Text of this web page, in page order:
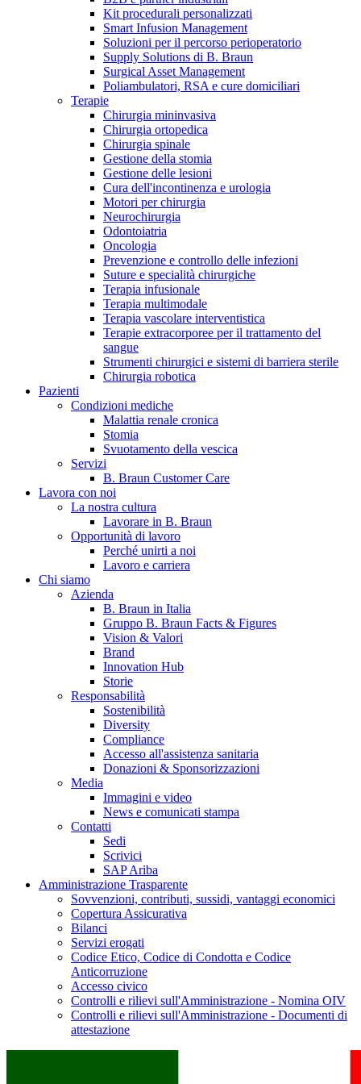
Catalogo prodotti
Trova il prodotto che stai cercando. Visita il catalogo B.
Braun con il nostro portfolio completo.
Hai domande o richieste? Scrivici per entrare subito in
contatto con un nostro referente.
B. Braun in Italia
Scopri chi siamo ed entra nel mondo di B. Braun in Italia: 4
sedi, 4 aziende, più di 700 dipendenti e un Centro di
Eccellenza a livello globale.
Kit procedurali personalizzati
Smart Infusion Management
Soluzioni per il percorso perioperatorio
Supply Solutions di B. Braun
Surgical Asset Management
Poliambulatori, RSA e cure domiciliari
Terapie
Chirurgia mininvasiva
Chirurgia ortopedica
Chirurgia spinale
Gestione della stomia
Gestione delle lesioni
Cura dell'incontinenza e urologia
Motori per chirurgia
Neurochirurgia
Odontoiatria
Oncologia
Prevenzione e controllo delle infezioni
Suture e specialità chirurgiche
Terapia infusionale
Terapia multimodale
Terapia vascolare interventistica
Terapie extracorporee per il trattamento del
sangue
Strumenti chirurgici e sistemi di barriera sterile
Chirurgia robotica
Pazienti
Condizioni mediche
Malattia renale cronica
Stomia
Svuotamento della vescica
Servizi
B. Braun Customer Care
Lavora con noi
La nostra cultura
Lavorare in B. Braun
Opportunità di lavoro
Perché unirti a noi
Lavoro e carriera
Chi siamo
Azienda
B. Braun in Italia
Gruppo B. Braun Facts & Figures
Vision & Valori
Brand
Innovation Hub
Storie
Responsabilità
Sostenibilità
Diversity
Compliance
Accesso all'assistenza sanitaria
Donazioni & Sponsorizzazioni
Media
Immagini e video
News e comunicati stampa
Contatti
Sedi
Scrivici
SAP Ariba
Amministrazione Trasparente
Sovvenzioni, contributi, sussidi, vantaggi economici
Copertura Assicurativa
Bilanci
Servizi erogati
Codice Etico, Codice di Condotta e Codice
Anticorruzione
Accesso civico
Controlli e rilievi sull'Amministrazione - Nomina OIV
Controlli e rilievi sull'Amministrazione - Documenti di
attestazione